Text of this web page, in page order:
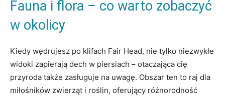
Fauna i flora – co warto zobaczyć
w okolicy
Kiedy wędrujesz po klifach Fair Head, nie tylko niezwykłe
widoki zapierają dech w piersiach – otaczająca cię
przyroda także zasługuje na uwagę. Obszar ten to raj dla
miłośników zwierząt i roślin, oferujący różnorodność